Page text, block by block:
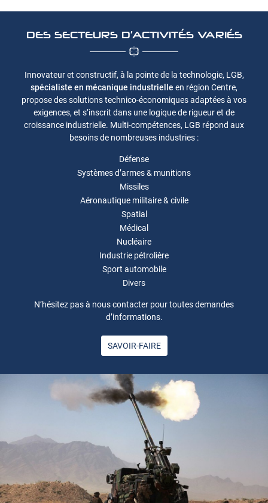
Recrutement
Contact
RESTEZ
REJOIGNEZ-
DES SECTEURS D’ACTIVITÉS VARIÉS
Innovateur et constructif, à la pointe de la technologie, LGB,
spécialiste en mécanique industrielle en région Centre,
propose des solutions technico-économiques adaptées à vos
exigences, et s’inscrit dans une logique de rigueur et de
croissance industrielle. Multi-compétences, LGB répond aux
besoins de nombreuses industries :
Défense
Systèmes d’armes & munitions
Missiles
Aéronautique militaire & civile
Spatial
Médical
Nucléaire
Industrie pétrolière
Sport automobile
Divers
N’hésitez pas à nous contacter pour toutes demandes
d’informations.
SAVOIR-FAIRE